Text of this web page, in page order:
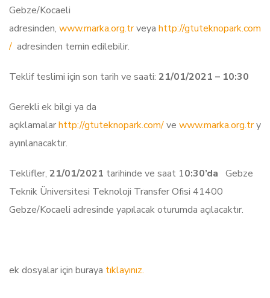
Gebze/Kocaeli
adresinden, www.marka.org.trveya http://gtuteknopark.com
/ adresinden temin edilebilir.
Teklif teslimi için son tarih ve saati: 21/01/2021 – 10:30
Gerekli ek bilgi ya da
açıklamalarhttp://gtuteknopark.com/ve www.marka.org.try
ayınlanacaktır.
Teklifler, 21/01/2021 tarihinde ve saat 10:30’da Gebze
Teknik Üniversitesi Teknoloji Transfer Ofisi 41400
Gebze/Kocaeli adresinde yapılacak oturumda açılacaktır.
ek dosyalar için buraya tıklayınız.